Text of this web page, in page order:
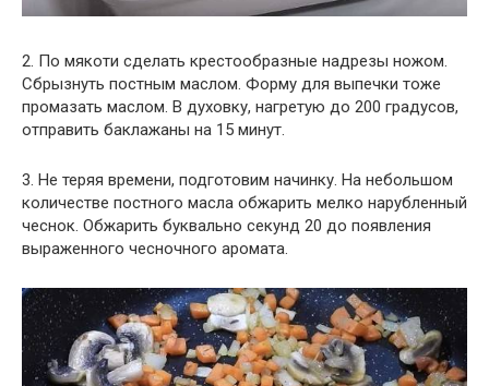
2. По мякоти сделать крестообразные надрезы ножом.
Сбрызнуть постным маслом. Форму для выпечки тоже
промазать маслом. В духовку, нагретую до 200 градусов,
отправить баклажаны на 15 минут.
3. Не теряя времени, подготовим начинку. На небольшом
количестве постного масла обжарить мелко нарубленный
чеснок. Обжарить буквально секунд 20 до появления
выраженного чесночного аромата.